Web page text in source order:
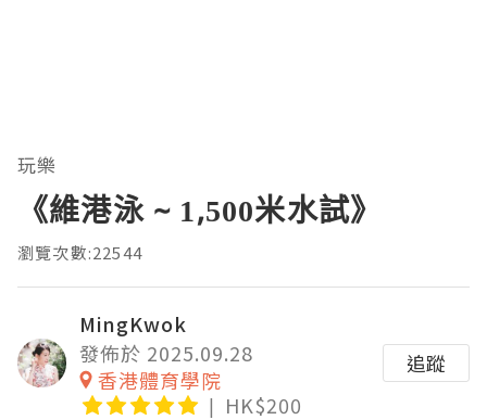
玩樂
《維港泳 ~ 1,500米水試》
瀏覽次數:22544
MingKwok
發佈於 2025.09.28
香港體育學院
HK$200
追蹤